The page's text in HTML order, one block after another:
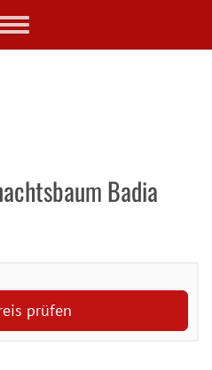
Toggle
Badia
prüfen